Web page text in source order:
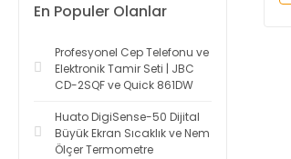
En Populer Olanlar
Profesyonel Cep Telefonu ve
Elektronik Tamir Seti | JBC
CD-2SQF ve Quick 861DW
Huato DigiSense-50 Dijital
Büyük Ekran Sıcaklık ve Nem
Ölçer Termometre